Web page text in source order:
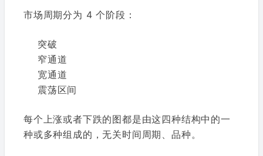
市场周期分为 4 个阶段：
突破
窄通道
宽通道
震荡区间
每个上涨或者下跌的图都是由这四种结构中的一
种或多种组成的，无关时间周期、品种。